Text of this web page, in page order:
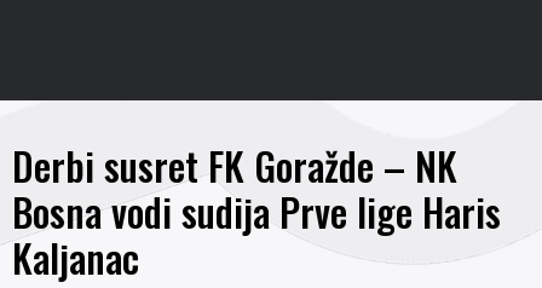
Derbi susret FK Goražde – NK
Bosna vodi sudija Prve lige Haris
Kaljanac